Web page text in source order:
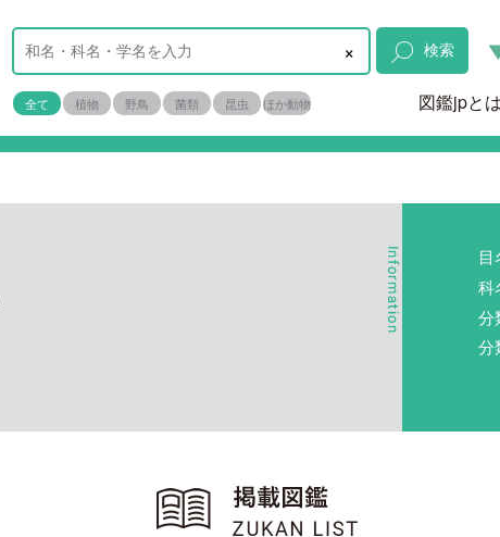
× 検索
全て 植物 野鳥 菌類 昆虫 ほか動物 図鑑jpと
科
分
分